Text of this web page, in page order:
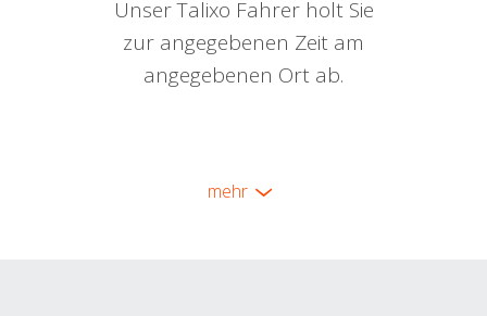
Unser Talixo Fahrer holt Sie
zur angegebenen Zeit am
angegebenen Ort ab.
mehr